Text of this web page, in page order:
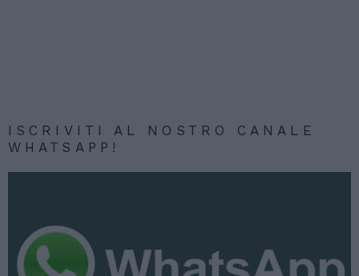
ISCRIVITI AL NOSTRO CANALE
WHATSAPP!